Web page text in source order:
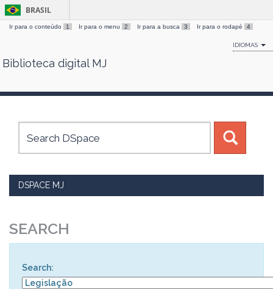
Skip
BRASIL
Ir para o conteúdo 1 Ir para o menu 2 Ir para a busca 3 Ir para o rodapé 4
IDIOMAS
Biblioteca digital MJ
DSPACE MJ
SEARCH
Search: